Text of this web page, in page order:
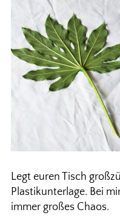
Legt euren Tisch
Plastikunterlage. Bei
immer großes Chaos.